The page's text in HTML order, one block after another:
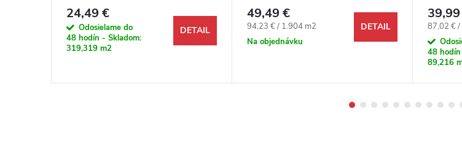
M4V
24,49 €
Odosielame do
48 hodín - Skladom:
319,319 m2
DETAIL
49,49 €
Jednotková cena:
94,23 € / 1.904 m2
Na objednávku
DETAIL
87,02 €
48
89,216